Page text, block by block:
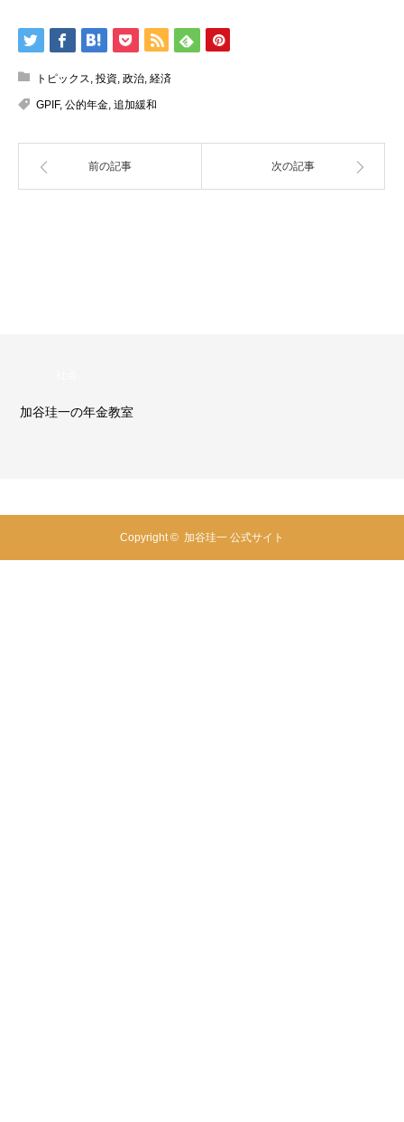
トピックス 投資 政治 経済
GPIF, 公的年金 追加緩和
前の記事 次の記事
加谷珪一の年金教室
Copyright © 加谷珪一 公式サイト